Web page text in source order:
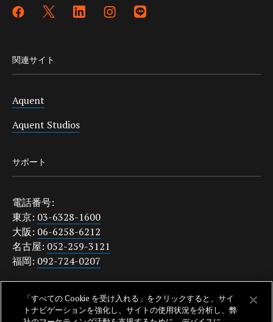
関連サイト
Aquent
Aquent Studios
サポート
電話番号:
東京: 03-6328-1600
大阪: 06-6258-6212
名古屋: 052-259-3121
福岡: 092-724-0207
japanquestions@aquent.com
プライバシーポリシー
「すべての Cookie を受け入れる」をクリックすると、サイ
トナビゲーションを強化し、サイトの使用状況を分析し、弊